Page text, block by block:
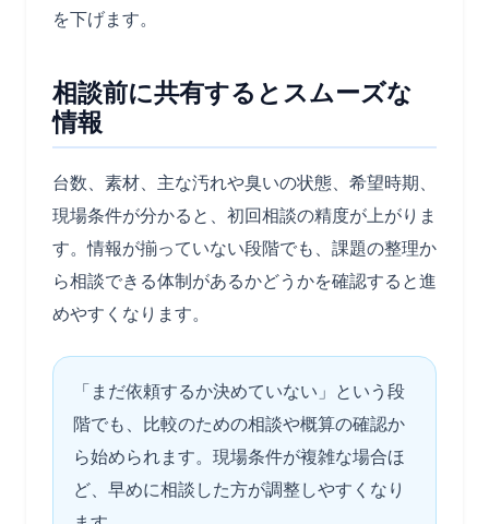
を下げます。
相談前に共有するとスムーズな
情報
台数、素材、主な汚れや臭いの状態、希望時期、
現場条件が分かると、初回相談の精度が上がりま
す。情報が揃っていない段階でも、課題の整理か
ら相談できる体制があるかどうかを確認すると進
めやすくなります。
「まだ依頼するか決めていない」という段
階でも、比較のための相談や概算の確認か
ら始められます。現場条件が複雑な場合ほ
ど、早めに相談した方が調整しやすくなり